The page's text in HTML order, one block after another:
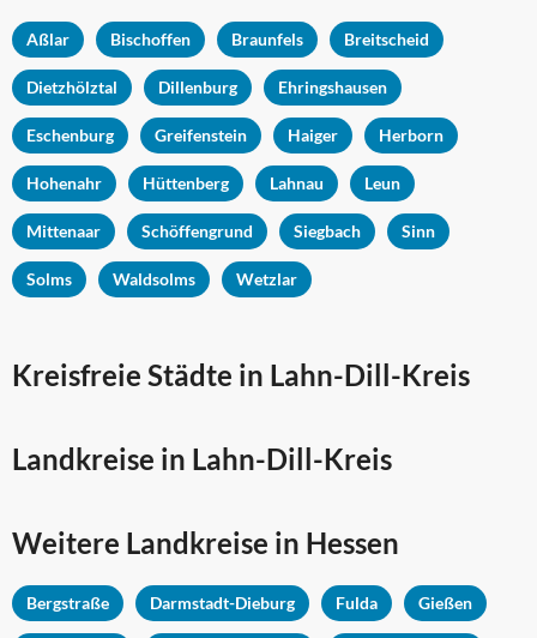
Aßlar Bischoffen Braunfels Breitscheid
Dietzhölztal Dillenburg Ehringshausen
Eschenburg Greifenstein Haiger Herborn
Hohenahr Hüttenberg Lahnau Leun
Mittenaar Schöffengrund Siegbach Sinn
Solms Waldsolms Wetzlar
Kreisfreie Städte in Lahn-Dill-Kreis
Landkreise in Lahn-Dill-Kreis
Weitere Landkreise in Hessen
Bergstraße Darmstadt-Dieburg Fulda Gießen